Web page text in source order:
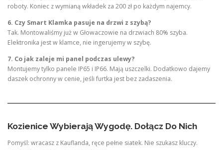
roboty. Koniec z wymianą wkładek za 200 zł po każdym najemcy.
6. Czy Smart Klamka pasuje na drzwi z szybą?
Tak. Montowaliśmy już w Głowaczowie na drzwiach 80% szyba.
Elektronika jest w klamce, nie ingerujemy w szybę.
7. Co jak zaleje mi panel podczas ulewy?
Montujemy tylko panele IP65 i IP66. Mają uszczelki. Dodatkowo dajemy
daszek ochronny w cenie, jeśli furtka jest bez zadaszenia.
Kozienice Wybierają Wygodę. Dołącz Do Nich
Pomyśl: wracasz z Kauflanda, ręce pełne siatek. Nie szukasz kluczy.